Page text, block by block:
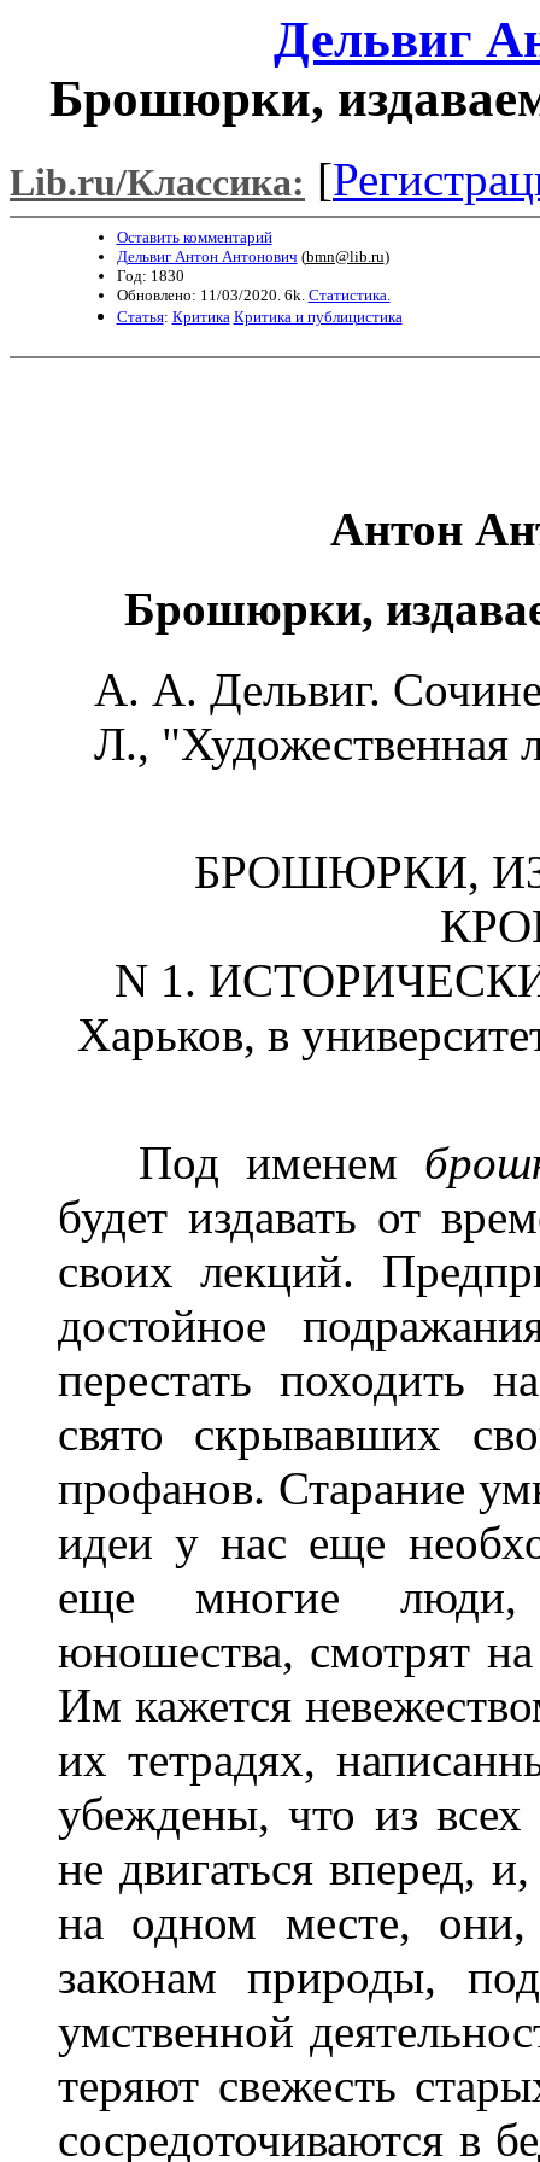
Дельвиг
Брошюрки,
Lib.ru/Классика: [
Оставить комментарий
Дельвиг Антон Антонович (bmn@lib.ru)
Год: 1830
Обновлено: 11/03/2020. 6k. Статистика.
Статья: Критика Критика и публицистика
Антон
Брошюрки,
А. А. Дельвиг.
Л., "Художественная
БРОШЮРКИ,
N 1.
Харьков, в
Под именем
будет издавать от
своих лекций.
достойное
перестать походить
свято скрывавших
профанов. Старание
идеи у нас еще
еще многие люди,
юношества, смотрят
Им кажется
их тетрадях,
убеждены, что из всех
не двигаться вперед,
на одном месте,
законам природы,
умственной
теряют свежесть
сосредоточиваются в